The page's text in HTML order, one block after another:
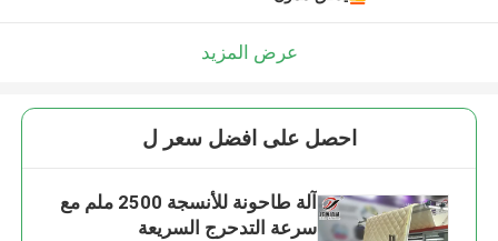
عرض المزيد
احصل على افضل سعر ل
آلة طاحونة للأنسجة 2500 ملم مع
سرعة التدحرج السريعة